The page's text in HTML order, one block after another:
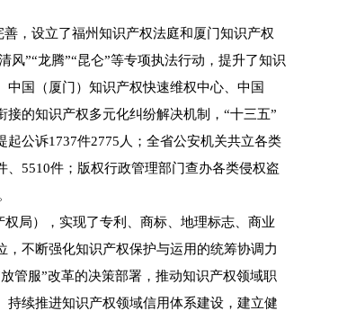
，设立了福州知识产权法庭和厦门知识产权
”“龙腾”“昆仑”等专项执法行动，提升了知识
国（厦门）知识产权快速维权中心、中国
的知识产权多元化纠纷解决机制，“十三五”
公诉1737件2775人；全省公安机关共立各类
5510件；版权行政管理部门查办各类侵权盗
局），实现了专利、商标、地理标志、商业
不断强化知识产权保护与运用的统筹协调力
管服”改革的决策部署，推动知识产权领域职
续推进知识产权领域信用体系建设，建立健